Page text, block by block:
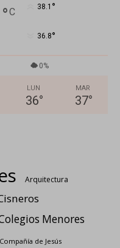
°C 38.1 °
36.8°
0%
LUN
36°
MAR
37°
Arquitectura
Menores
Compañía de Jesús